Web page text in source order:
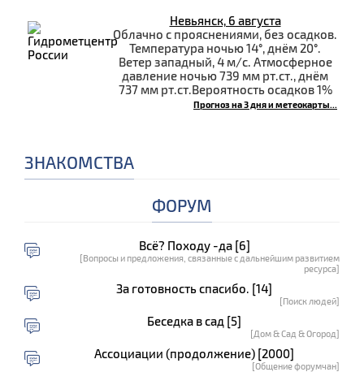
Невьянск, 6 августа
Облачно с прояснениями, без осадков.
Температура ночью 14°, днём 20°.
Ветер западный, 4 м/с. Атмосферное
давление ночью 739 мм рт.ст., днём
737 мм рт.ст.Вероятность осадков 1%
Прогноз на 3 дня и метеокарты...
ЗНАКОМСТВА
ФОРУМ
Всё? Походу -да [6]
[Вопросы и предложения, связанные с дальнейшим развитием
ресурса]
За готовность спасибо. [14]
[Поиск людей]
Беседка в сад [5]
[Дом & Сад & Огород]
Ассоциации (продолжение) [2000]
[Общение форумчан]